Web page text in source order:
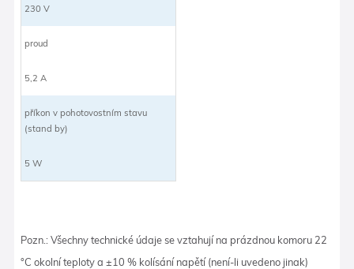
230 V
proud
5,2 A
příkon v pohotovostním stavu
(stand by)
5 W
Pozn.: Všechny technické údaje se vztahují na prázdnou komoru 22
°C okolní teploty a ±10 % kolísání napětí (není-li uvedeno jinak)